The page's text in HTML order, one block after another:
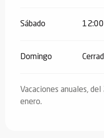
Sábado
Domingo
Vacaciones anuales,
enero.